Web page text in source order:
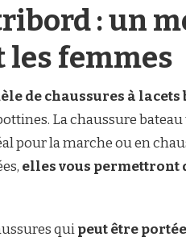
: un
les femmes
de chaussures à
La chaussure
pour la marche ou en
elles vous permettront
quipeut être